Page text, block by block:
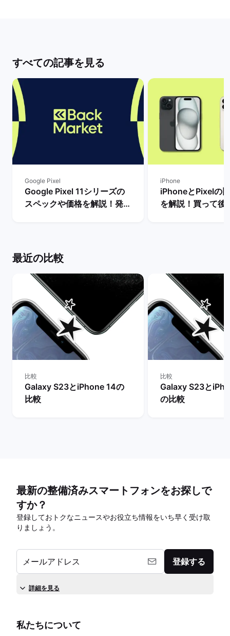
すべての記事を見る
Google Pixel
Google Pixel 11シリーズの
スペックや価格を解説！発売
iPhone
iPhoneとPixelの
を解説！買って後
最近の比較
比較
Galaxy S23とiPhone 14の
比較
比較
Galaxy S23と
の比較
最新の整備済みスマートフォンをお探しで
すか？
登録しておトクなニュースやお役立ち情報をいち早く受け取
りましょう。
メールアドレス 登録する
詳細を見る
私たちについて